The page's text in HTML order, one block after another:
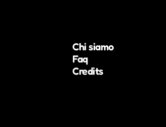
Chi siamo
Faq
Credits